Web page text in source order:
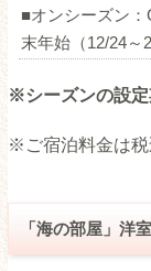
■オンシーズン：
末年始（12/24～
※シーズンの設
※ご宿泊料金は税
「海の部屋」洋